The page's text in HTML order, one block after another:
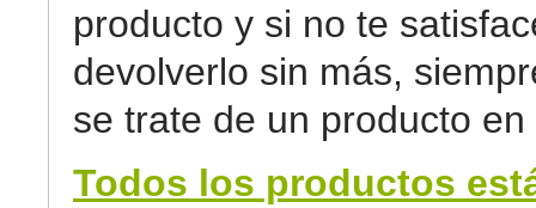
producto y si no te
devolverlo sin más,
se trate de un producto en
Todos los productos